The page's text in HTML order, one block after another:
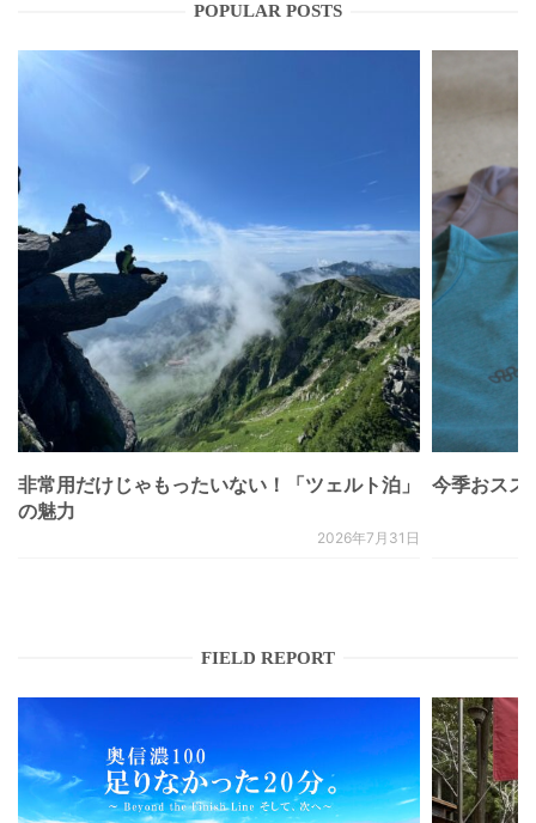
POPULAR POSTS
非常用だけじゃもったいない！「ツェルト泊」
の魅力
2026年7月31日
今季おスス
FIELD REPORT